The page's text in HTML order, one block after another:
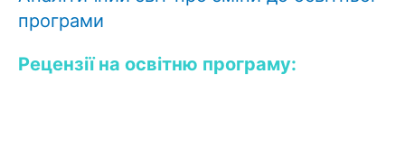
програми
Рецензії на освітню програму: